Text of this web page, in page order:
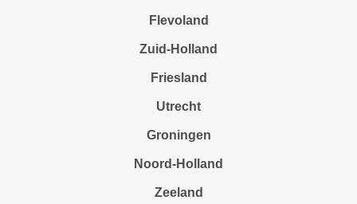
Flevoland
Zuid-Holland
Friesland
Utrecht
Groningen
Noord-Holland
Zeeland